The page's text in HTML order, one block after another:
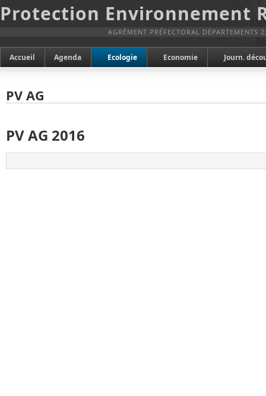
Protection Environnement
AGRÉMENT PRÉFECTORAL DÉPARTEMENTS
Accueil Agenda Ecologie Economie Journ.
PV AG
PV AG 2016